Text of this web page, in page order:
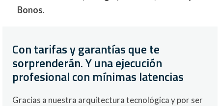
Bonos.
Con tarifas y garantías que te
sorprenderán. Y una ejecución
profesional con mínimas latencias
Gracias a nuestra arquitectura tecnológica y por ser